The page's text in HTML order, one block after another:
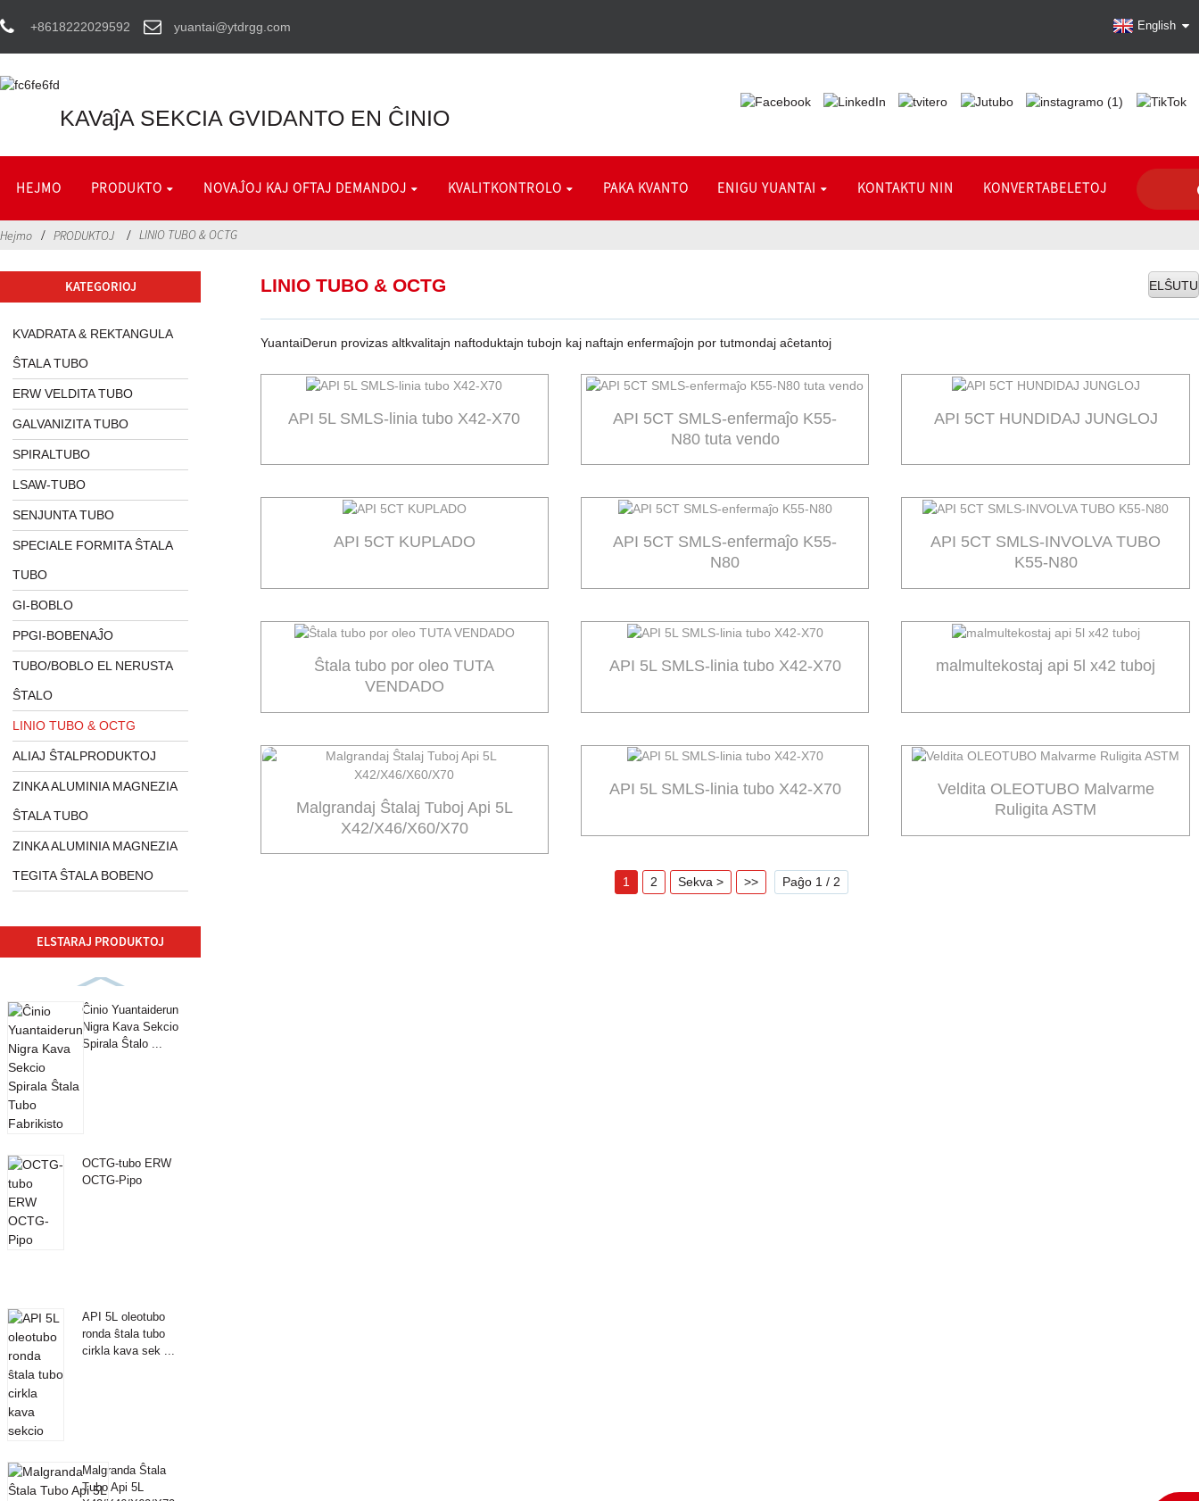
+8618222029592 yuantai@ytdrgg.com English
KAVaĵA SEKCIA GVIDANTO EN ĈINIO
HEJMO PRODUKTO NOVAĴOJ KAJ OFTAJ DEMANDOJ KVALITKONTROLO PAKA KVANTO ENIGU YUANTAI KONTAKTU NIN KONVERTABELETOJ
Hejmo PRODUKTOJ LINIO TUBO & OCTG
KATEGORIOJ
KVADRATA & REKTANGULA
ŜTALA TUBO
ERW VELDITA TUBO
GALVANIZITA TUBO
SPIRALTUBO
LSAW-TUBO
SENJUNTA TUBO
SPECIALE FORMITA ŜTALA
TUBO
GI-BOBLO
PPGI-BOBENAĴO
TUBO/BOBLO EL NERUSTA
ŜTALO
LINIO TUBO & OCTG
ALIAJ ŜTALPRODUKTOJ
ZINKA ALUMINIA MAGNEZIA
ŜTALA TUBO
ZINKA ALUMINIA MAGNEZIA
TEGITA ŜTALA BOBENO
ELSTARAJ PRODUKTOJ
Ĉinio Yuantaiderun
Nigra Kava Sekcio
Spirala Ŝtalo ...
OCTG-tubo ERW
OCTG-Pipo
API 5L oleotubo
ronda ŝtala tubo
cirkla kava sek ...
Malgranda Ŝtala
Tubo Api 5L
LINIO TUBO & OCTG ELŜUTU
YuantaiDerun provizas altkvalitajn naftoduktajn tubojn kaj naftajn enfermaĵojn por tutmondaj aĉetantoj
API 5L SMLS-linia tubo X42-X70
API 5CT SMLS-enfermaĵo K55-
N80 tuta vendo
API 5CT HUNDIDAJ JUNGLOJ
API 5CT KUPLADO
API 5CT SMLS-enfermaĵo K55-
N80
API 5CT SMLS-INVOLVA TUBO
K55-N80
Ŝtala tubo por oleo TUTA
VENDADO
API 5L SMLS-linia tubo X42-X70 malmultekostaj api 5l x42 tuboj
Malgrandaj Ŝtalaj Tuboj Api 5L
X42/X46/X60/X70
API 5L SMLS-linia tubo X42-X70
Veldita OLEOTUBO Malvarme
Ruligita ASTM
1 2 Sekva > >> Paĝo 1 / 2